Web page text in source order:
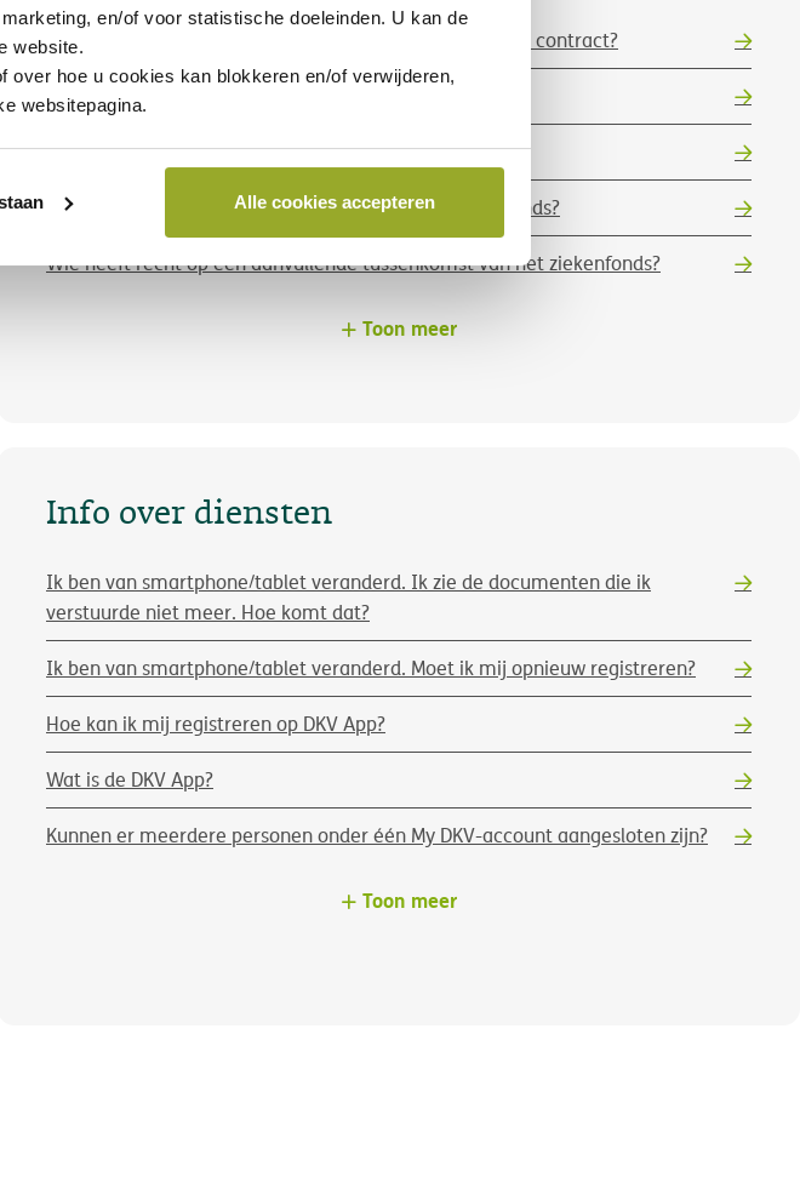
en/of voor statistische doeleinden. U kan de
website.
hoe u cookies kan blokkeren en/of verwijderen,
websitepagina.
Alle cookies accepteren
Ik ga bevallen. Kan ik de baby nu al toevoegen aan mijn contract?
Hoe kan ik personen toevoegen aan mijn verzekering?
Hoe kan ik mijn dekking aanpassen?
Wat is een aanvullende tussenkomst door het ziekenfonds?
Wie heeft recht op een aanvullende tussenkomst van het ziekenfonds?
Toon meer
Info over diensten
Ik ben van smartphone/tablet veranderd. Ik zie de documenten die ik
verstuurde niet meer. Hoe komt dat?
Ik ben van smartphone/tablet veranderd. Moet ik mij opnieuw registreren?
Hoe kan ik mij registreren op DKV App?
Wat is de DKV App?
Kunnen er meerdere personen onder één My DKV-account aangesloten zijn?
Toon meer